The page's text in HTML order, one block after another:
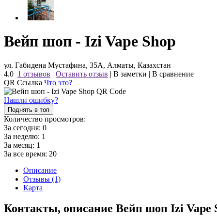
Вейп шоп - Izi Vape Shop
ул. Габидена Мустафина, 35А, Алматы, Казахстан
4.0 1 отзывов | Оставить отзыв | В заметки | В сравнение
QR Ссылка Что это?
Нашли ошибку?
Поднять в топ
Количество просмотров:
За сегодня: 0
За неделю: 1
За месяц: 1
За все время: 20
Описание
Отзывы (1)
Карта
Контакты, описание Вейп шоп Izi Vape